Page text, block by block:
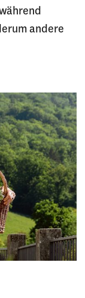
andere